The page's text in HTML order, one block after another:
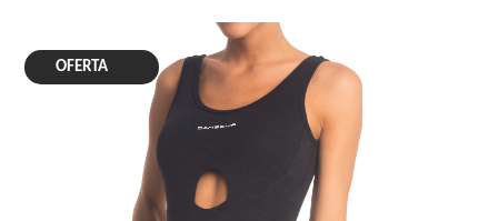
OFERTA